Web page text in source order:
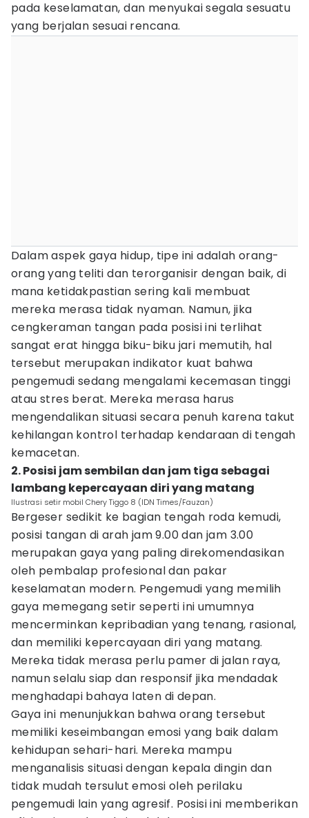
pada keselamatan, dan menyukai segala sesuatu
yang berjalan sesuai rencana.
Dalam aspek gaya hidup, tipe ini adalah orang-
orang yang teliti dan terorganisir dengan baik, di
mana ketidakpastian sering kali membuat
mereka merasa tidak nyaman. Namun, jika
cengkeraman tangan pada posisi ini terlihat
sangat erat hingga biku-biku jari memutih, hal
tersebut merupakan indikator kuat bahwa
pengemudi sedang mengalami kecemasan tinggi
atau stres berat. Mereka merasa harus
mengendalikan situasi secara penuh karena takut
kehilangan kontrol terhadap kendaraan di tengah
kemacetan.
2. Posisi jam sembilan dan jam tiga sebagai
lambang kepercayaan diri yang matang
Ilustrasi setir mobil Chery Tiggo 8 (IDN Times/Fauzan)
Bergeser sedikit ke bagian tengah roda kemudi,
posisi tangan di arah jam 9.00 dan jam 3.00
merupakan gaya yang paling direkomendasikan
oleh pembalap profesional dan pakar
keselamatan modern. Pengemudi yang memilih
gaya memegang setir seperti ini umumnya
mencerminkan kepribadian yang tenang, rasional,
dan memiliki kepercayaan diri yang matang.
Mereka tidak merasa perlu pamer di jalan raya,
namun selalu siap dan responsif jika mendadak
menghadapi bahaya laten di depan.
Gaya ini menunjukkan bahwa orang tersebut
memiliki keseimbangan emosi yang baik dalam
kehidupan sehari-hari. Mereka mampu
menganalisis situasi dengan kepala dingin dan
tidak mudah tersulut emosi oleh perilaku
pengemudi lain yang agresif. Posisi ini memberikan